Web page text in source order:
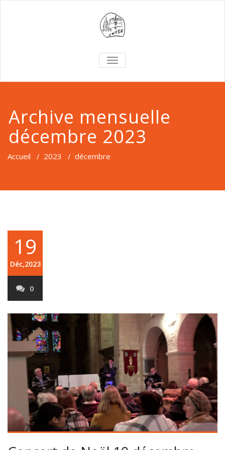
TOGGLE
NAVIGATION
Archive mensuelle
décembre 2023
Accueil / 2023 / décembre
19
Déc,2023
0